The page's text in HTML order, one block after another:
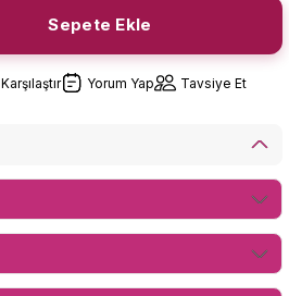
Sepete Ekle
Karşılaştır Yorum Yap Tavsiye Et